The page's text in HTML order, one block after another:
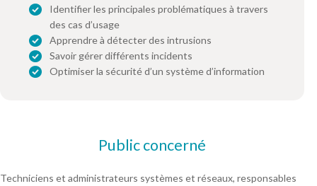
Identifier les principales problématiques à travers
des cas d’usage
Apprendre à détecter des intrusions
Savoir gérer différents incidents
Optimiser la sécurité d’un système d’information
Public concerné
Techniciens et administrateurs systèmes et réseaux, responsables